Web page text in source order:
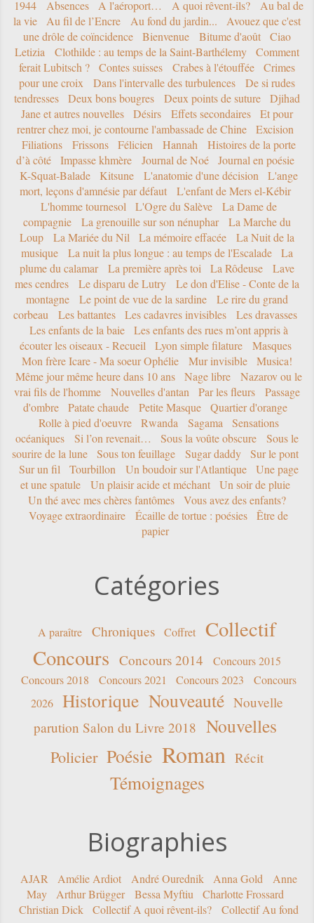
1944 Absences A l'aéroport… A quoi rêvent-ils?
Au bal de
la vie
Au fil de l’Encre Au fond du jardin...
Avouez que c'est
une drôle de coïncidence
Bienvenue Bitume d'août
Ciao
Letizia
Clothilde : au temps de la Saint-Barthélemy
Comment
ferait Lubitsch ?
Contes suisses Crabes à l'étouffée
Crimes
pour une croix
Dans l'intervalle des turbulences
De si rudes
tendresses
Deux bons bougres Deux points de suture
Djihad
Jane et autres nouvelles
Désirs Effets secondaires
Et pour
rentrer chez moi, je contourne l'ambassade de Chine
Excision
Filiations
Frissons Félicien Hannah
Histoires de la porte
d’à côté
Impasse khmère Journal de Noé
Journal en poésie
K-Squat-Balade
Kitsune L'anatomie d'une décision
L'ange
mort, leçons d'amnésie par défaut
L'enfant de Mers el-Kébir
L'homme tournesol
L'Ogre du Salève
La Dame de
compagnie
La grenouille sur son nénuphar
La Marche du
Loup
La Mariée du Nil La mémoire effacée
La Nuit de la
musique
La nuit la plus longue : au temps de l'Escalade
La
plume du calamar
La première après toi La Rôdeuse
Lave
mes cendres
Le disparu de Lutry
Le don d'Elise - Conte de la
montagne
Le point de vue de la sardine
Le rire du grand
corbeau
Les battantes Les cadavres invisibles
Les dravasses
Les enfants de la baie
Les enfants des rues m’ont appris à
écouter les oiseaux - Recueil
Lyon simple filature
Masques
Mon frère Icare - Ma soeur Ophélie
Mur invisible
Musica!
Même jour même heure dans 10 ans
Nage libre
Nazarov ou le
vrai fils de l'homme
Nouvelles d'antan Par les fleurs
Passage
d'ombre
Patate chaude Petite Masque
Quartier d'orange
Rolle à pied d'oeuvre
Rwanda Sagama
Sensations
océaniques
Si l’on revenait… Sous la voûte obscure
Sous le
sourire de la lune
Sous ton feuillage Sugar daddy
Sur le pont
Sur un fil
Tourbillon Un boudoir sur l'Atlantique
Une page
et une spatule
Un plaisir acide et méchant
Un soir de pluie
Un thé avec mes chères fantômes
Vous avez des enfants?
Voyage extraordinaire
Écaille de tortue : poésies
Être de
papier
Catégories
A paraître Chroniques Coffret
Collectif
Concours Concours 2014
Concours 2015
Concours 2018
Concours 2021 Concours 2023
Concours
2026
Historique Nouveauté Nouvelle
parution Salon du Livre 2018 Nouvelles
Policier Poésie Roman Récit
Témoignages
Biographies
AJAR Amélie Ardiot André Ourednik Anna Gold
Anne
May
Arthur Brügger Bessa Myftiu
Charlotte Frossard
Christian Dick
Collectif A quoi rêvent-ils?
Collectif Au fond